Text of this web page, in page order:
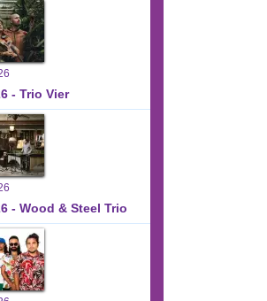
- Trio Vier
- Wood & Steel Trio